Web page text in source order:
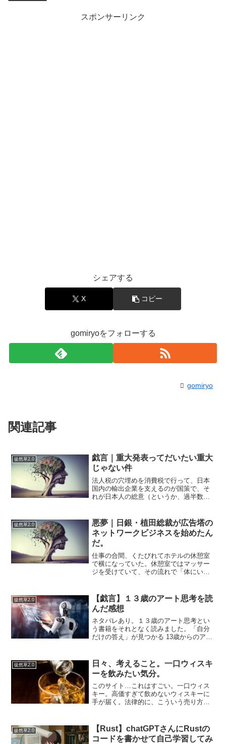
スポンサーリンク
シェアする
X コピー
gomiryoをフォローする
gomiryo
関連記事
徒然草2.0
戯言｜重大発表ってだいたい重大
じゃない件
法人税の穴埋めを消費税で行って、日本
国内の輸出企業を支えるのが国策で、そ
れが日本人の総意（というか、過半数を
ていたのだが⋯違ったのだろうか？日本
の産業は空洞化して、労働力は...
徒然草2.0
悪夢｜日銀・植田総裁が広告塔の
ネットワークビジネスを始めたん
だ。
仕事の合間、くたびれてホテルの休憩室
で横になっていた。休憩室ではマッサー
ジを受けていて、その流れで「体にいい
かとろりとした舌触りのある、不思議な
水だった。すると、隣の部...
徒然草2.0
【戯言】１３歳のアート思考を読
んだ感想
ネタバレあり。１３歳のアート思考とい
う書籍をそれとなく読みました。「自分
だけの答え」が見つかる 13歳からのアー
を読もうと思ったのか？あまり覚えて
い...
徒然草2.0
日々、考えること。一口ウィスキ
ーを飲みたい気分。
このサイト…これはすごい。一口ウィス
キー。高価すぎて飲めないウィスキーに
手が届く。法律的に、こういう売り方、
ロンサカパは？（ウィスキーじゃないだ
ろ）今度、機会があったら飲...
徒然草2.0
【Rust】chatGPTさんにRustの
コードを書かせて自己学習してみ